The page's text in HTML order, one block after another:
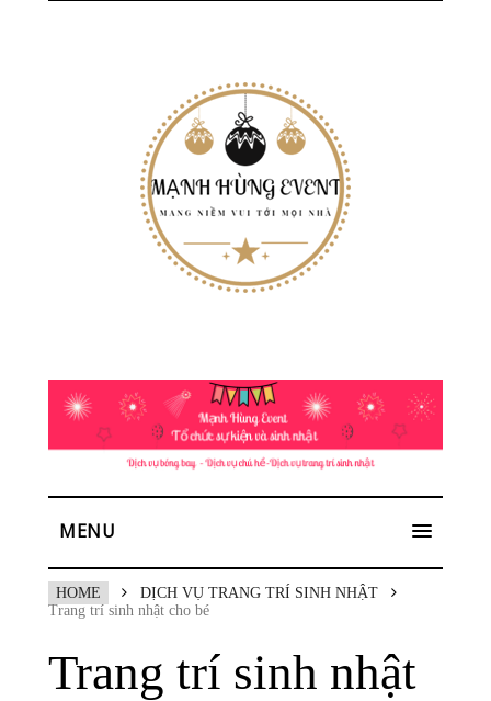
MENU
HOME
DỊCH VỤ TRANG TRÍ SINH NHẬT
Trang trí sinh nhật cho bé
Trang trí sinh nhật